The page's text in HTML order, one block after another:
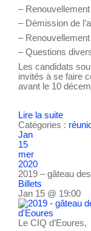
–
– Démission de
–
– Questions
Les candidats
invités à se faire
avant le 10
Lire la suite
Catégories :
Jan
15
mer
2020
2019 – gâteau
Billets
Jan 15 @ 19:00
Le CIQ d’Eoures,